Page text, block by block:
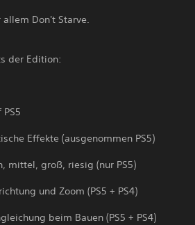
Don't Starve.
der Edition:
Effekte (ausgenommen PS5)
mittel, groß, riesig (nur PS5)
und Zoom (PS5 + PS4)
beim Bauen (PS5 + PS4)